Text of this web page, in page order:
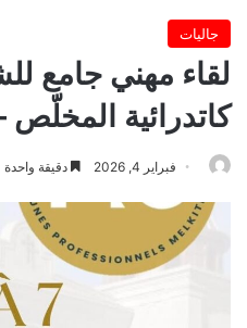
جاليات
لقاء مهني جامع
كاتدرائية المخلّص
فبراير 4, 2026 دقيقة واحدة